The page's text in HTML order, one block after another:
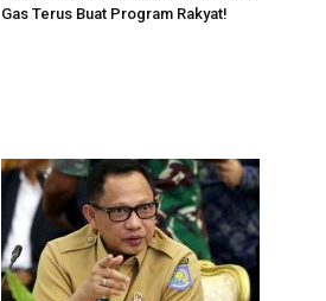
Gas Terus Buat Program Rakyat!